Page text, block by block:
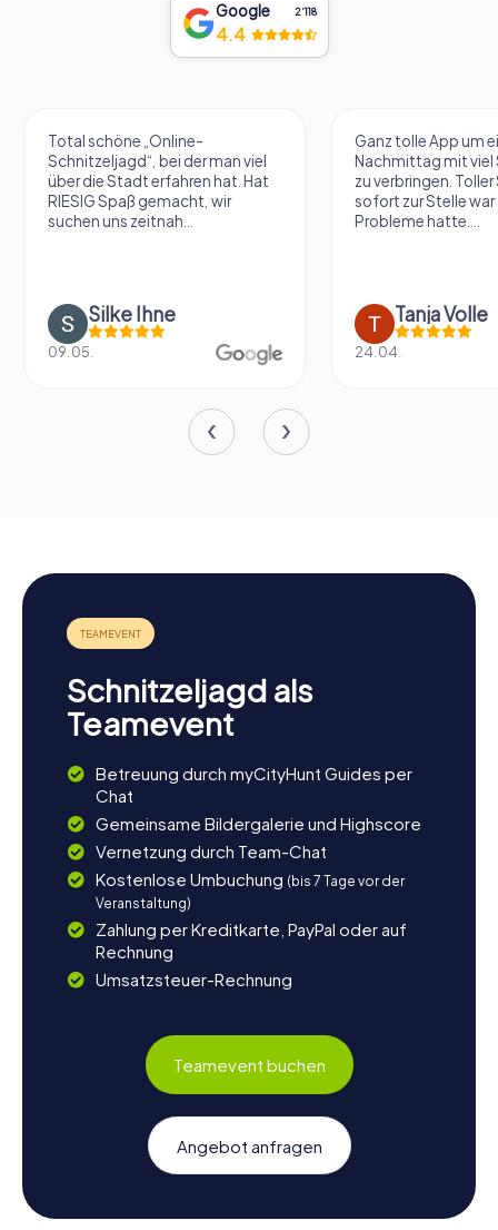
Google 2‘118
4.4
Total schöne „Online-
Schnitzeljagd“, bei der man viel
über die Stadt erfahren hat. Hat
RIESIG Spaß gemacht, wir
suchen uns zeitnah...
Silke Ihne
09.05.
Ganz tolle App um
Nachmittag mit viel
zu verbringen.
sofort zur Stelle war
Probleme hatte....
Tanja Volle
24.04.
Schnitzeljagd als
Teamevent
Betreuung durch myCityHunt Guides per
Chat
Gemeinsame Bildergalerie und Highscore
Vernetzung durch Team-Chat
Kostenlose Umbuchung (bis 7 Tage vor der
Veranstaltung)
Zahlung per Kreditkarte, PayPal oder auf
Rechnung
Umsatzsteuer-Rechnung
Teamevent buchen
Angebot anfragen